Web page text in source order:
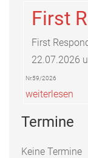
First
First
22.07.2026
Nr.59/2026
weiterlesen
Termine
Keine Termine